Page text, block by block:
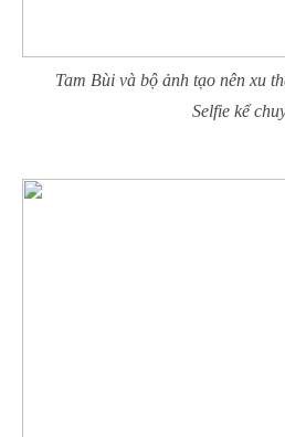
Tam Bùi và bộ ảnh tạo nên xu
Selfie kể